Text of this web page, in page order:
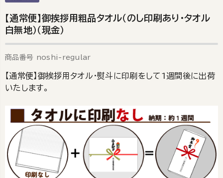
【通常便】御挨拶用粗品タオル（のし印刷あり・タオル
白無地）（現金）
商品番号 noshi-regular
【通常便】御挨拶用タオル・熨斗に印刷をして1週間後に出荷
いたします。